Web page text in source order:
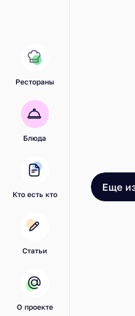
Рестораны
Блюда
Кто есть кто
Статьи
О проекте
Еще